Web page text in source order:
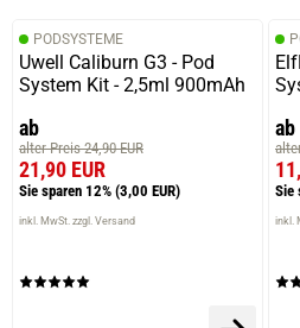
Ist vom Geschmack her zu süß
23.04.2025 — via
Sabine R.
verifizierter Onlinekauf.
PODSYSTEME
Uwell Caliburn G3 - Pod
System Kit - 2,5ml 900mAh
ab
alter Preis 24,90 EUR
21,90 EUR
Sie sparen 12% (3,00 EUR)
inkl. MwSt. zzgl. Versand
ab
Sie
inkl.